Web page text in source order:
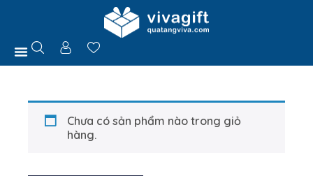
Chưa có sản phẩm nào trong giỏ
hàng.